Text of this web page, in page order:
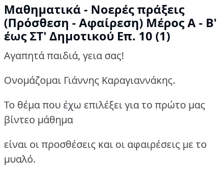
Μαθηματικά - Νοερές πράξεις
(Πρόσθεση - Αφαίρεση) Μέρος Α - Β'
έως ΣΤ' Δημοτικού Επ. 10 (1)
Αγαπητά παιδιά, γεια σας!
Ονομάζομαι Γιάννης Καραγιαννάκης.
Το θέμα που έχω επιλέξει για το πρώτο μας
βίντεο μάθημα
είναι οι προσθέσεις και οι αφαιρέσεις με το
μυαλό.